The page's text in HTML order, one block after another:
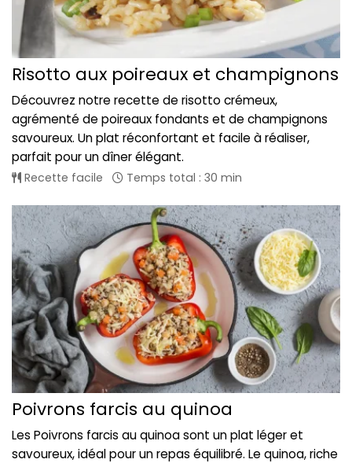
Risotto aux poireaux et champignons
Découvrez notre recette de risotto crémeux,
agrémenté de poireaux fondants et de champignons
savoureux. Un plat réconfortant et facile à réaliser,
parfait pour un dîner élégant.
Recette facile Temps total : 30 min
Poivrons farcis au quinoa
Les Poivrons farcis au quinoa sont un plat léger et
savoureux, idéal pour un repas équilibré. Le quinoa, riche